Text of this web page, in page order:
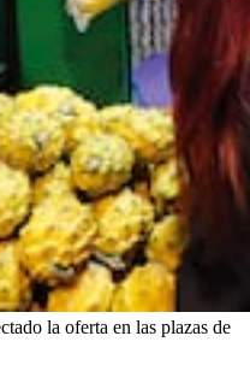
la oferta en las plazas de